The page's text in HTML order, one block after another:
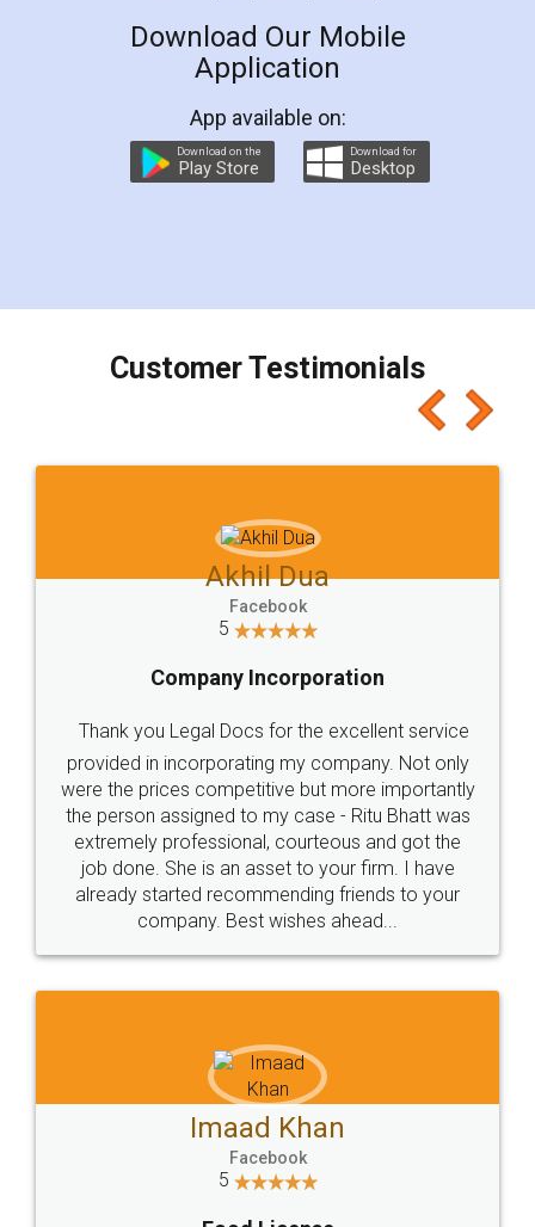
Download Our Mobile
Application
App available on:
Download on the
Play Store
Download for
Desktop
Customer Testimonials
Akhil Dua
Facebook
5
Company Incorporation
Thank you Legal Docs for the excellent service
provided in incorporating my company. Not only
were the prices competitive but more importantly
the person assigned to my case - Ritu Bhatt was
extremely professional, courteous and got the
job done. She is an asset to your firm. I have
already started recommending friends to your
company. Best wishes ahead...
Imaad Khan
Facebook
5